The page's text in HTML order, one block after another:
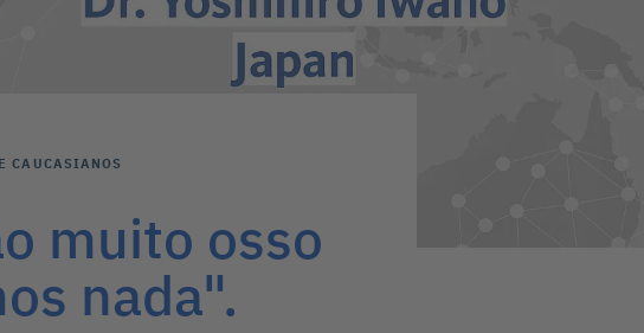
CAUCASIANOS
muito osso
nada".